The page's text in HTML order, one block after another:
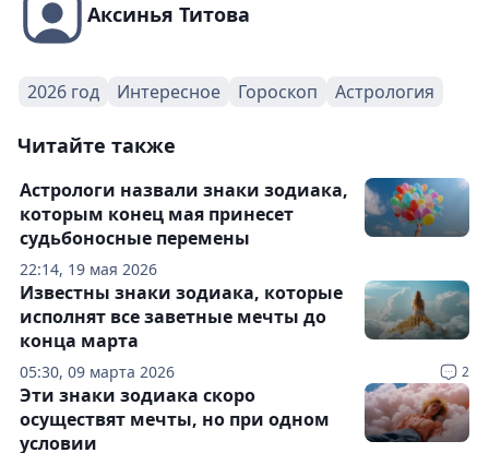
Аксинья Титова
2026 год Интересное Гороскоп Астрология
Читайте также
22:14, 19 мая 2026
Астрологи назвали знаки зодиака,
которым конец мая принесет
судьбоносные перемены
05:30, 09 марта 2026 2
Известны знаки зодиака, которые
исполнят все заветные мечты до
конца марта
Эти знаки зодиака скоро
осуществят мечты, но при одном
условии